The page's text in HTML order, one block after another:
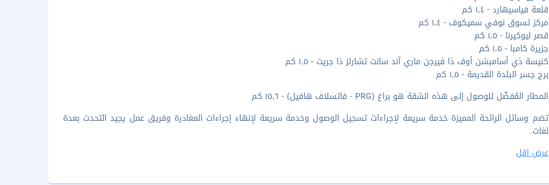
قلعة فياسيهارد - ١٫٤ كم
مركز تسوق نوفي سميكوف - ١٫٤ كم
قصر ليوكيرنا - ١٫٥ كم
جزيرة كامبا - ١٫٥ كم
كنيسة ذي أسامبشن أوف ذا فيرجن ماري آند سانت تشارلز ذا جريت - ١٫٥ كم
برج جسر البلدة القديمة - ١٫٥ كم
المطار المُفضّل للوصول إلى هذه الشقة هو براغ (PRG - فاتسلاف هافيل) - ١٥٫٦ كم
تضم وسائل الرائحة المميزة خدمة سريعة لإجراءات تسجيل الوصول وخدمة سريعة لإنهاء إجراءات المغادرة وفريق عمل يجيد التحدث بعدة
لغات.
عرض اقل